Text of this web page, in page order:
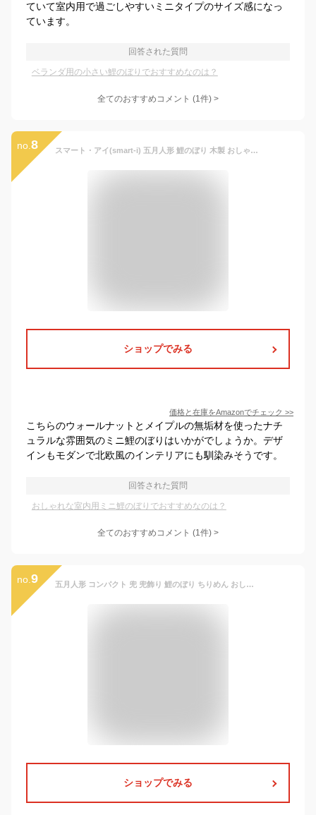
ていて室内用で過ごしやすいミニタイプのサイズ感になっ
ています。
回答された質問
ベランダ用の小さい鯉のぼりでおすすめなのは？
全てのおすすめコメント (1件) >
no. 8 スマート・アイ(smart-i) 五月人形 鯉のぼり 木製 おしゃれ 日本製 こいのぼり 吊るし飾り 初節句 端午の節句 こどもの日 室内用 日本製 鯉のぼり 木製吊るし
ショップでみる
価格と在庫をAmazonでチェック >>
こちらのウォールナットとメイプルの無垢材を使ったナチ
ュラルな雰囲気のミニ鯉のぼりはいかがでしょうか。デザ
インもモダンで北欧風のインテリアにも馴染みそうです。
回答された質問
おしゃれな室内用ミニ鯉のぼりでおすすめなのは？
全てのおすすめコメント (1件) >
no. 9 五月人形 コンパクト 兜 兜飾り 鯉のぼり ちりめん おしゃれ 5月人形 卓上金襴鯉のぼり こいのぼり 端午の節句 男の子 室内 セット ミニ 名前旗 名入れ 木札 龍虎堂 .五月人形.
ショップでみる